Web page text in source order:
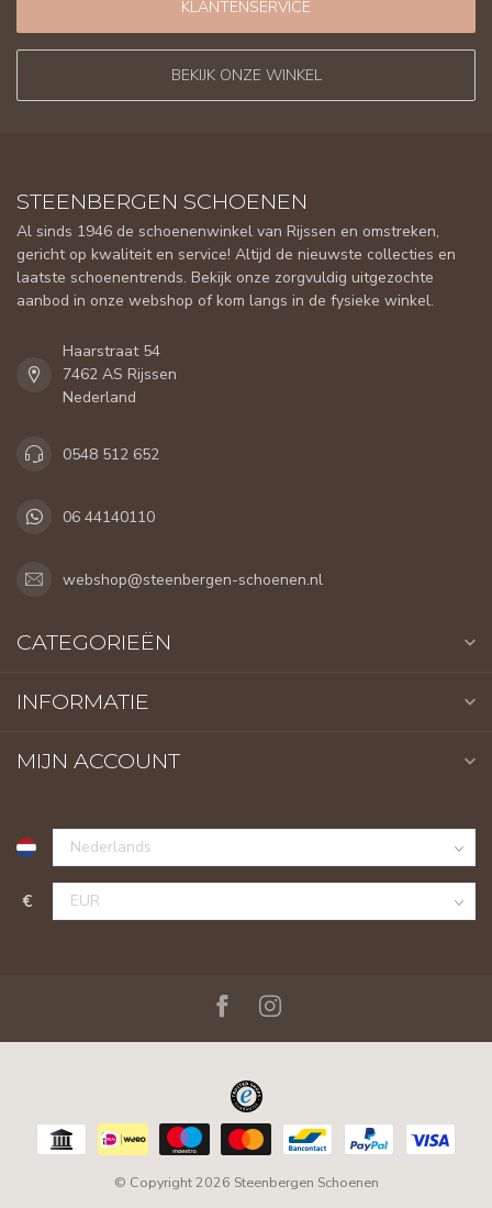
KLANTENSERVICE
BEKIJK ONZE WINKEL
STEENBERGEN SCHOENEN
Al sinds 1946 de schoenenwinkel van Rijssen en omstreken,
gericht op kwaliteit en service! Altijd de nieuwste collecties en
laatste schoenentrends. Bekijk onze zorgvuldig uitgezochte
aanbod in onze webshop of kom langs in de fysieke winkel.
Haarstraat 54
7462 AS Rijssen
Nederland
0548 512 652
06 44140110
webshop@steenbergen-schoenen.nl
CATEGORIEËN
INFORMATIE
MIJN ACCOUNT
€
© Copyright 2026 Steenbergen Schoenen